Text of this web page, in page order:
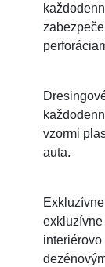
vzormi
auta.
exkluzívne